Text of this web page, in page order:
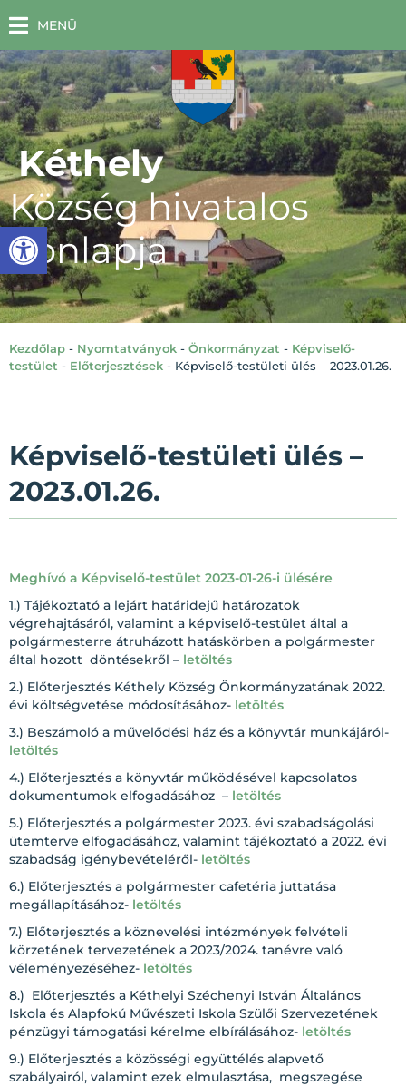
Eszköztár megnyitása
MENÜ
Kéthely
Község hivatalos
honlapja
Kezdőlap - Nyomtatványok - Önkormányzat - Képviselő-
testület - Előterjesztések - Képviselő-testületi ülés – 2023.01.26.
Képviselő-testületi ülés –
2023.01.26.
Meghívó a Képviselő-testület 2023-01-26-i ülésére
1.) Tájékoztató a lejárt határidejű határozatok
végrehajtásáról, valamint a képviselő-testület által a
polgármesterre átruházott hatáskörben a polgármester
által hozott döntésekről – letöltés
2.) Előterjesztés Kéthely Község Önkormányzatának 2022.
évi költségvetése módosításához- letöltés
3.) Beszámoló a művelődési ház és a könyvtár munkájáról-
letöltés
4.) Előterjesztés a könyvtár működésével kapcsolatos
dokumentumok elfogadásához – letöltés
5.) Előterjesztés a polgármester 2023. évi szabadságolási
ütemterve elfogadásához, valamint tájékoztató a 2022. évi
szabadság igénybevételéről- letöltés
6.) Előterjesztés a polgármester cafetéria juttatása
megállapításához- letöltés
7.) Előterjesztés a köznevelési intézmények felvételi
körzetének tervezetének a 2023/2024. tanévre való
véleményezéséhez- letöltés
8.) Előterjesztés a Kéthelyi Széchenyi István Általános
Iskola és Alapfokú Művészeti Iskola Szülői Szervezetének
pénzügyi támogatási kérelme elbírálásához- letöltés
9.) Előterjesztés a közösségi együttélés alapvető
szabályairól, valamint ezek elmulasztása, megszegése